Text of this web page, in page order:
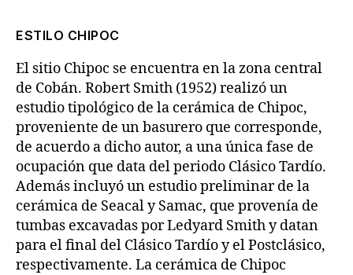
ESTILO CHIPOC
El sitio Chipoc se encuentra en la zona central
de Cobán. Robert Smith (1952) realizó un
estudio tipológico de la cerámica de Chipoc,
proveniente de un basurero que corresponde,
de acuerdo a dicho autor, a una única fase de
ocupación que data del periodo Clásico Tardío.
Además incluyó un estudio preliminar de la
cerámica de Seacal y Samac, que provenía de
tumbas excavadas por Ledyard Smith y datan
para el final del Clásico Tardío y el Postclásico,
respectivamente. La cerámica de Chipoc